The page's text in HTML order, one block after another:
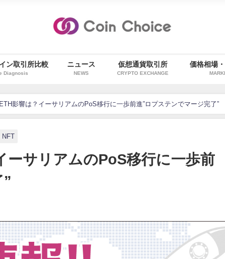
ン取引所比較
Diagnosis
ニュース
NEWS
仮想通貨取引所
CRYPTO EXCHANGE
価格相場
影響は？イーサリアムのPoS移行に一歩前進”ロプステンでマージ完了”
NFT
ーサリアムのPoS移行に一歩前